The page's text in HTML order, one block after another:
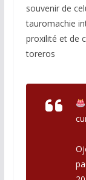
souvenir de
tauromachie
proxilité et de
toreros